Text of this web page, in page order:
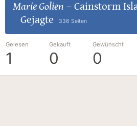
Marie Golien – Cainstorm
Gejagte
336 Seiten
Gelesen
1
Gekauft
0
Gewünscht
0